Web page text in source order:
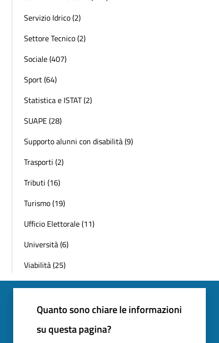
Servizio Idrico (2)
Settore Tecnico (2)
Sociale (407)
Sport (64)
Statistica e ISTAT (2)
SUAPE (28)
Supporto alunni con disabilità (9)
Trasporti (2)
Tributi (16)
Turismo (19)
Ufficio Elettorale (11)
Università (6)
Viabilità (25)
Quanto sono chiare le informazioni
su questa pagina?